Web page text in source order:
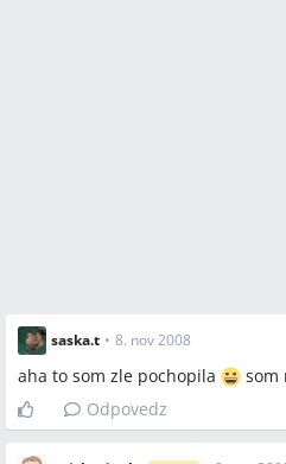
saska.t • 8. nov 2008
aha to som zle pochopila
som
Odpovedz